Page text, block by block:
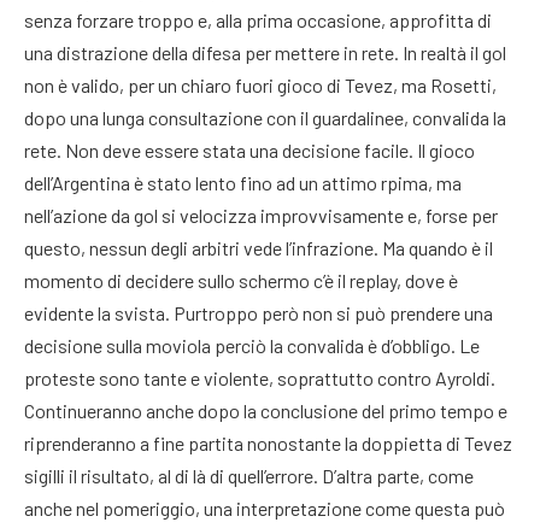
senza forzare troppo e, alla prima occasione, approfitta di
una distrazione della difesa per mettere in rete. In realtà il gol
non è valido, per un chiaro fuori gioco di Tevez, ma Rosetti,
dopo una lunga consultazione con il guardalinee, convalida la
rete. Non deve essere stata una decisione facile. Il gioco
dell’Argentina è stato lento fino ad un attimo rpima, ma
nell’azione da gol si velocizza improvvisamente e, forse per
questo, nessun degli arbitri vede l’infrazione. Ma quando è il
momento di decidere sullo schermo c’è il replay, dove è
evidente la svista. Purtroppo però non si può prendere una
decisione sulla moviola perciò la convalida è d’obbligo. Le
proteste sono tante e violente, soprattutto contro Ayroldi.
Continueranno anche dopo la conclusione del primo tempo e
riprenderanno a fine partita nonostante la doppietta di Tevez
sigilli il risultato, al di là di quell’errore. D’altra parte, come
anche nel pomeriggio, una interpretazione come questa può